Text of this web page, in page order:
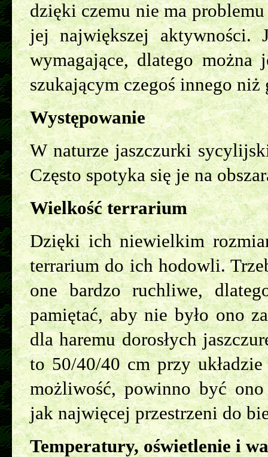
dzięki czemu nie ma
jej największej aktywności.
wymagające, dlatego można
szukającym czegoś innego
Występowanie
W naturze jaszczurki
Często spotyka się je na
Wielkość terrarium
Dzięki ich niewielkim
terrarium do ich hodowli.
one bardzo ruchliwe,
pamiętać, aby nie było ono
dla haremu dorosłych
to 50/40/40 cm przy układzie
możliwość, powinno być
jak najwięcej przestrzeni do
Temperatury, oświetlenie i